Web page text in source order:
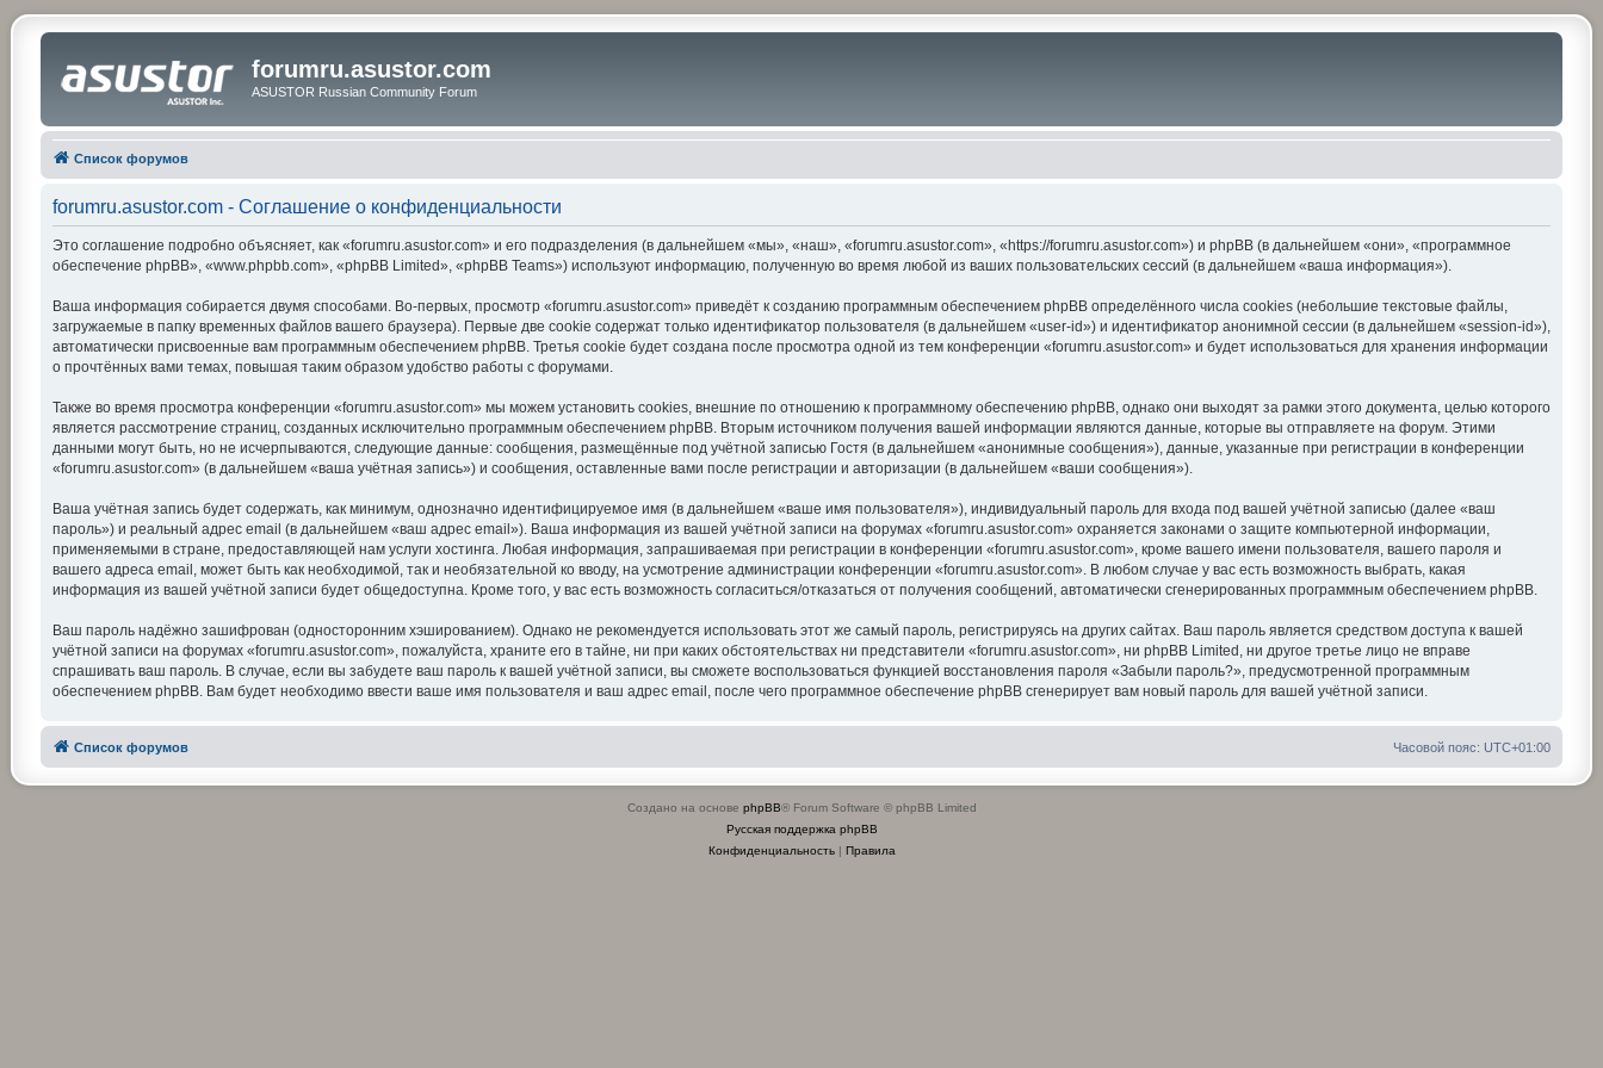
forumru.asustor.com
ASUSTOR Russian Community Forum
Список форумов
forumru.asustor.com - Соглашение о конфиденциальности
Это соглашение подробно объясняет, как «forumru.asustor.com» и его подразделения (в дальнейшем «мы», «наш», «forumru.asustor.com», «https://forumru.asustor.com») и phpBB (в дальнейшем «они», «программное
обеспечение phpBB», «www.phpbb.com», «phpBB Limited», «phpBB Teams») используют информацию, полученную во время любой из ваших пользовательских сессий (в дальнейшем «ваша информация»).
Ваша информация собирается двумя способами. Во-первых, просмотр «forumru.asustor.com» приведёт к созданию программным обеспечением phpBB определённого числа cookies (небольшие текстовые файлы,
загружаемые в папку временных файлов вашего браузера). Первые две cookie содержат только идентификатор пользователя (в дальнейшем «user-id») и идентификатор анонимной сессии (в дальнейшем «session-id»),
автоматически присвоенные вам программным обеспечением phpBB. Третья cookie будет создана после просмотра одной из тем конференции «forumru.asustor.com» и будет использоваться для хранения информации
о прочтённых вами темах, повышая таким образом удобство работы с форумами.
Также во время просмотра конференции «forumru.asustor.com» мы можем установить cookies, внешние по отношению к программному обеспечению phpBB, однако они выходят за рамки этого документа, целью которого
является рассмотрение страниц, созданных исключительно программным обеспечением phpBB. Вторым источником получения вашей информации являются данные, которые вы отправляете на форум. Этими
данными могут быть, но не исчерпываются, следующие данные: сообщения, размещённые под учётной записью Гостя (в дальнейшем «анонимные сообщения»), данные, указанные при регистрации в конференции
«forumru.asustor.com» (в дальнейшем «ваша учётная запись») и сообщения, оставленные вами после регистрации и авторизации (в дальнейшем «ваши сообщения»).
Ваша учётная запись будет содержать, как минимум, однозначно идентифицируемое имя (в дальнейшем «ваше имя пользователя»), индивидуальный пароль для входа под вашей учётной записью (далее «ваш
пароль») и реальный адрес email (в дальнейшем «ваш адрес email»). Ваша информация из вашей учётной записи на форумах «forumru.asustor.com» охраняется законами о защите компьютерной информации,
применяемыми в стране, предоставляющей нам услуги хостинга. Любая информация, запрашиваемая при регистрации в конференции «forumru.asustor.com», кроме вашего имени пользователя, вашего пароля и
вашего адреса email, может быть как необходимой, так и необязательной ко вводу, на усмотрение администрации конференции «forumru.asustor.com». В любом случае у вас есть возможность выбрать, какая
информация из вашей учётной записи будет общедоступна. Кроме того, у вас есть возможность согласиться/отказаться от получения сообщений, автоматически сгенерированных программным обеспечением phpBB.
Ваш пароль надёжно зашифрован (односторонним хэшированием). Однако не рекомендуется использовать этот же самый пароль, регистрируясь на других сайтах. Ваш пароль является средством доступа к вашей
учётной записи на форумах «forumru.asustor.com», пожалуйста, храните его в тайне, ни при каких обстоятельствах ни представители «forumru.asustor.com», ни phpBB Limited, ни другое третье лицо не вправе
спрашивать ваш пароль. В случае, если вы забудете ваш пароль к вашей учётной записи, вы сможете воспользоваться функцией восстановления пароля «Забыли пароль?», предусмотренной программным
обеспечением phpBB. Вам будет необходимо ввести ваше имя пользователя и ваш адрес email, после чего программное обеспечение phpBB сгенерирует вам новый пароль для вашей учётной записи.
Список форумов Часовой пояс: UTC+01:00
Создано на основе phpBB® Forum Software © phpBB Limited
Русская поддержка phpBB
Конфиденциальность| Правила